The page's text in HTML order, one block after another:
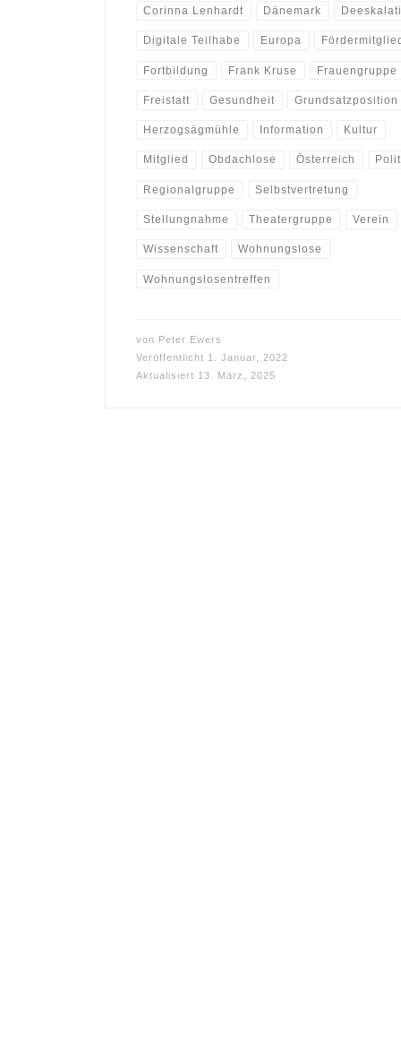
Corinna Lenhardt Dänemark
Digitale Teilhabe Europa Fördermitglied
Fortbildung Frank Kruse Frauengruppe
Freistatt Gesundheit Grundsatzposition
Herzogsägmühle Information Kultur
Mitglied Obdachlose Österreich
Regionalgruppe Selbstvertretung
Stellungnahme Theatergruppe Verein
Wissenschaft Wohnungslose
Wohnungslosentreffen
von Peter Ewers
Veröffentlicht 1. Januar, 2022
Aktualisiert 13. März, 2025